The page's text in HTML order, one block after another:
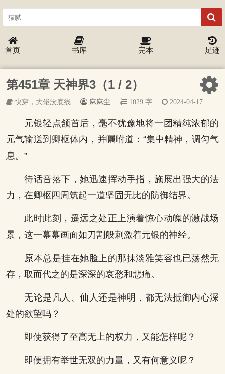
首页 书库 完本 足迹
第451章 天神界3（1 / 2）
快穿，大佬没底线 麻麻尘 1029 字 2024-04-17
元银轻点颔首后，毫不犹豫地将一团精纯浓郁的
元气输送到卿枢体内，并嘱咐道：“集中精神，调匀气
息。”
待话音落下，她迅速挥动手指，施展出强大的法
力，在卿枢四周筑起一道坚固无比的防御结界。
此时此刻，遥远之处正上演着惊心动魄的激战场
景，这一幕幕画面如刀割般刺激着元银的神经。
原本总是挂在她脸上的那抹淡雅笑容也已荡然无
存，取而代之的是深深的哀愁和悲痛。
无论是凡人、仙人还是神明，都无法抵御内心深
处的欲望吗？
即使获得了至高无上的权力，又能怎样呢？
即便拥有举世无双的力量，又有何意义呢？